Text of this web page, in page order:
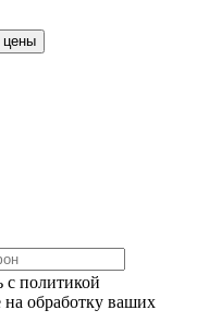
с политикой
на обработку ваших